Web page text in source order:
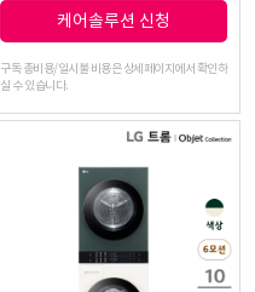
케어솔루션 신청
구독 총비용/일시불 비용은 상세페이지에서 확인하
실 수 있습니다.